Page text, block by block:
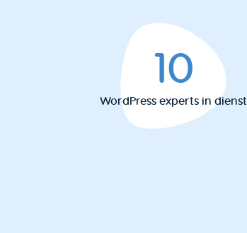
10
WordPress experts in dienst